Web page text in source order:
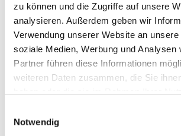
zu können und die Zugriffe auf unsere
analysieren. Außerdem geben wir
Verwendung unserer Website an
soziale Medien, Werbung und Analysen
Partner führen diese Informationen
weiteren Daten zusammen, die Sie
Notwendig